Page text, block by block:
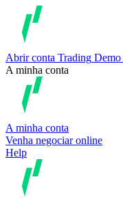
Abrir conta Trading Demo
A minha conta
A minha conta
Venha negociar online
Help